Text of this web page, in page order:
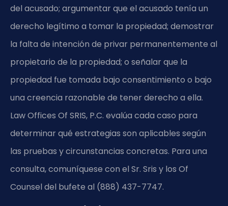
del acusado; argumentar que el acusado tenía un
derecho legítimo a tomar la propiedad; demostrar
la falta de intención de privar permanentemente al
propietario de la propiedad; o señalar que la
propiedad fue tomada bajo consentimiento o bajo
una creencia razonable de tener derecho a ella.
Law Offices Of SRIS, P.C. evalúa cada caso para
determinar qué estrategias son aplicables según
las pruebas y circunstancias concretas. Para una
consulta, comuníquese con el Sr. Sris y los Of
Counsel del bufete al (888) 437-7747.